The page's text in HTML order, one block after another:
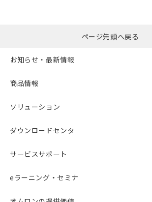
括ダウンロード
ページ先頭へ戻る
お知らせ・最新情報
商品情報
ソリューション
ダウンロードセンタ
サービスサポート
eラーニング・セミナ